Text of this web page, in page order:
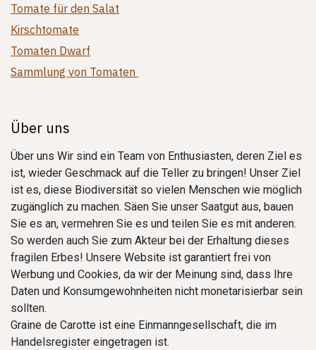
Tomate für den Salat
Kirschtomate
Tomaten Dwarf
Sammlung von Tomaten
Über uns
Über uns Wir sind ein Team von Enthusiasten, deren Ziel es
ist, wieder Geschmack auf die Teller zu bringen! Unser Ziel
ist es, diese Biodiversität so vielen Menschen wie möglich
zugänglich zu machen. Säen Sie unser Saatgut aus, bauen
Sie es an, vermehren Sie es und teilen Sie es mit anderen.
So werden auch Sie zum Akteur bei der Erhaltung dieses
fragilen Erbes! Unsere Website ist garantiert frei von
Werbung und Cookies, da wir der Meinung sind, dass Ihre
Daten und Konsumgewohnheiten nicht monetarisierbar sein
sollten.
Graine de Carotte ist eine Einmanngesellschaft, die im
Handelsregister eingetragen ist.